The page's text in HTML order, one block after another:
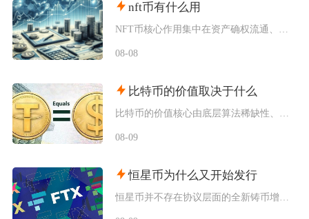
nft币有什么用
NFT币核心作用集中在资产确权流通、生态权益兑现、金融抵押套利、身份凭证认证四大方向，既是
08-08
比特币的价值取决于什么
08-09
恒星币为什么又开始发行